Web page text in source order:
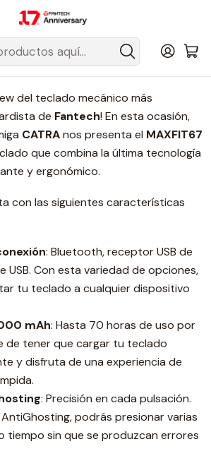
a todo Chile sobre $50.000 pesos.
MAXFIT67 MK858 junto a CATRA
del teclado mecánico más
de Fantech! En esta ocasión,
CATRAnos presenta el MAXFIT67
que combina la última tecnología
y ergonómico.
con las siguientes características
: Bluetooth, receptor USB de
USB. Con esta variedad de opciones,
tu teclado a cualquier dispositivo
mAh: Hasta 70 horas de uso por
de tener que cargar tu teclado
y disfruta de una experiencia de
: Precisión en cada pulsación.
podrás presionar varias
tiempo sin que se produzcan errores